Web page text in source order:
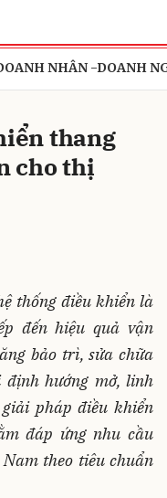
NHÂN -DOANH
thang
cho thị
thống điều khiển là
đến hiệu quả vận
bảo trì, sửa chữa
định hướng mở, linh
pháp điều khiển
đáp ứng nhu cầu
theo tiêu chuẩn